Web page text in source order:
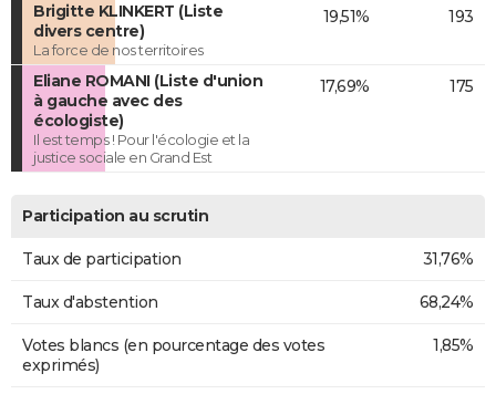
Brigitte KLINKERT (Liste
divers centre)
La force de nos territoires
19,51% 193
Eliane ROMANI (Liste d'union
à gauche avec des
écologiste)
Il est temps ! Pour l'écologie et la
justice sociale en Grand Est
17,69% 175
Participation au scrutin
Taux de participation 31,76%
Taux d'abstention 68,24%
Votes blancs (en pourcentage des votes
exprimés)
1,85%